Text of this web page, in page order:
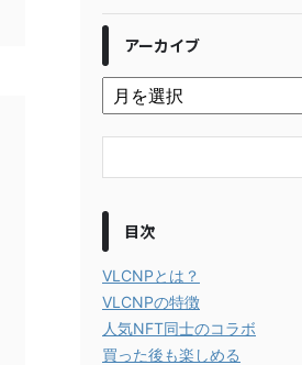
アーカイブ
目次
VLCNPとは？
VLCNPの特徴
人気NFT同士のコラボ
買った後も楽しめる